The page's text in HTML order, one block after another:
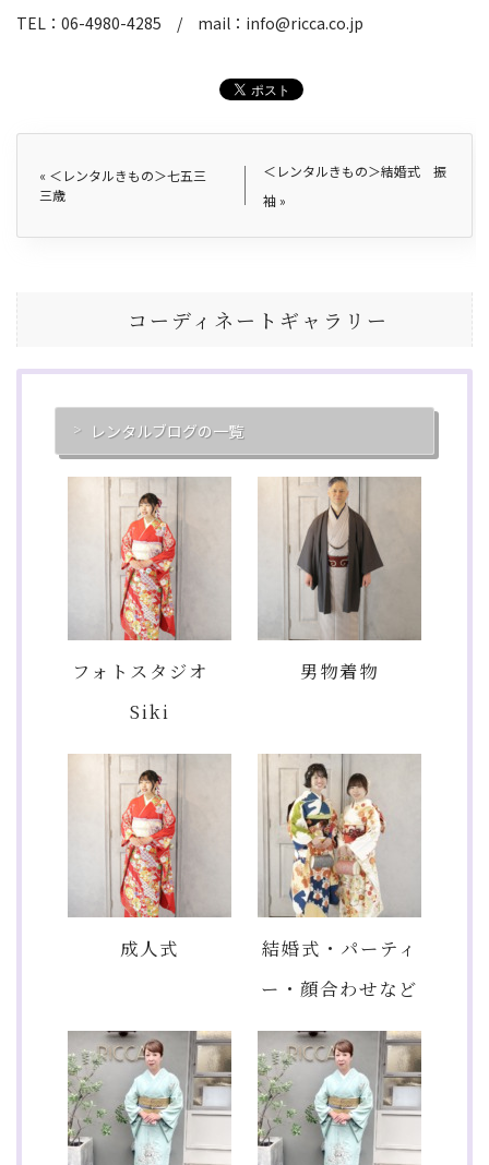
TEL：06-4980-4285 / mail： info@ricca.co.jp
« ＜レンタルきもの＞七五三
三歳
＜レンタルきもの＞結婚式 振
袖»
コーディネートギャラリー
レンタルブログの一覧
フォトスタジオ
Siki
男物着物
成人式
結婚式・パーティ
ー・顔合わせなど